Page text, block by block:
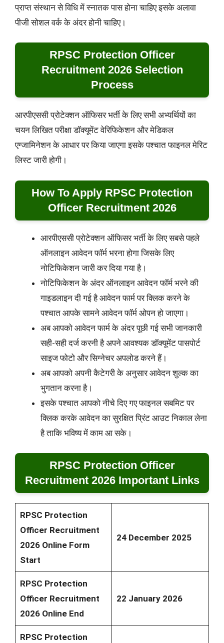
प्राप्त संस्थान से विधि में स्नातक पास होना चाहिए इसके अलावा
पीजी सोशल वर्क के अंदर होनी चाहिए।
RPSC Protection Officer
Recruitment 2026 Selection
Process
आरपीएससी प्रोटेक्शन ऑफिसर भर्ती के लिए सभी अभ्यर्थियों का
चयन लिखित परीक्षा डॉक्यूमेंट वेरिफिकेशन और मेडिकल
एग्जामिनेशन के आधार पर किया जाएगा इसके पश्चात फाइनल मेरिट
लिस्ट जारी होगी।
How To Apply RPSC Protection
Officer Recruitment 2026
आरपीएससी प्रोटेक्शन ऑफिसर भर्ती के लिए सबसे पहले
ऑनलाइन आवेदन फॉर्म भरना होगा जिसके लिए
नोटिफिकेशन जारी कर दिया गया है।
नोटिफिकेशन के अंदर ऑनलाइन आवेदन फॉर्म भरने की
गाइडलाइन दी गई है आवेदन फार्म पर क्लिक करने के
पश्चात आपके सामने आवेदन फॉर्म ओपन हो जाएगा।
अब आपको आवेदन फार्म के अंदर पूछी गई सभी जानकारी
सही-सही दर्ज करनी है अपने आवश्यक डॉक्यूमेंट पासपोर्ट
साइज फोटो और सिग्नेचर अपलोड करने हैं।
अब आपको अपनी कैटेगरी के अनुसार आवेदन शुल्क का
भुगतान करना है।
इसके पश्चात आपको नीचे दिए गए फाइनल सबमिट पर
क्लिक करके आवेदन का सुरक्षित प्रिंट आउट निकाल लेना
है ताकि भविष्य में काम आ सके।
RPSC Protection Officer
Recruitment 2026 Important Links
RPSC Protection
Officer Recruitment
2026 Online Form
Start
24 December 2025
RPSC Protection
Officer Recruitment
2026 Online End
22 January 2026
RPSC Protection